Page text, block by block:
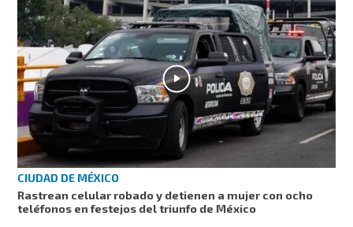
CIUDAD DE MÉXICO
Rastrean celular robado y detienen a mujer con ocho
teléfonos en festejos del triunfo de México